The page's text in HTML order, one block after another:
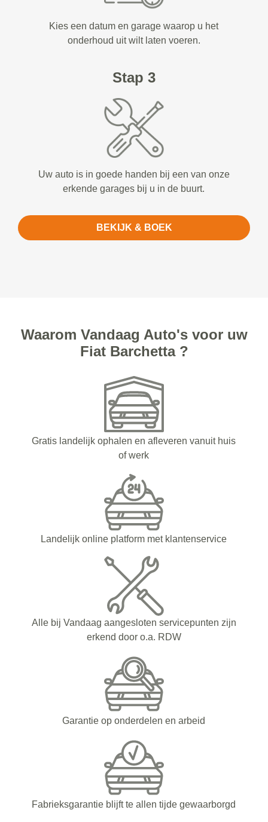
Kies een datum en garage waarop u het
onderhoud uit wilt laten voeren.
Stap 3
Uw auto is in goede handen bij een van onze
erkende garages bij u in de buurt.
BEKIJK & BOEK
Waarom Vandaag Auto's voor uw
Fiat Barchetta ?
Gratis landelijk ophalen en afleveren vanuit huis
of werk
Landelijk online platform met klantenservice
Alle bij Vandaag aangesloten servicepunten zijn
erkend door o.a. RDW
Garantie op onderdelen en arbeid
Fabrieksgarantie blijft te allen tijde gewaarborgd